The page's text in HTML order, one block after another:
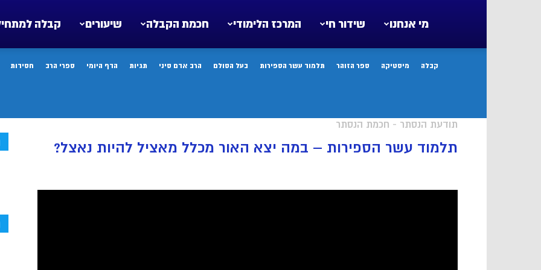
קבלה שיעורים חכמת הקבלה המרכז הלימודי שידור חי מי אנחנו
קבלה מיסטיקה ספר הזוהר תלמוד עשר הספירות בעל הסולם הרב אדם סיני תגיות הדף היומי ספרי הרב חסידות
תודעת הנסתר - חכמת הנסתר
תלמוד עשר הספירות – במה יצא האור מכלל מאציל להיות נאצל?